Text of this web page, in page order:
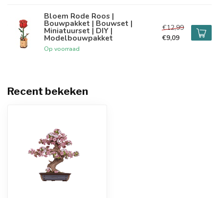
Bloem Rode Roos |
Bouwpakket | Bouwset |
Miniatuurset | DIY |
Modelbouwpakket
Op voorraad
€12,99
€9,09
Recent bekeken